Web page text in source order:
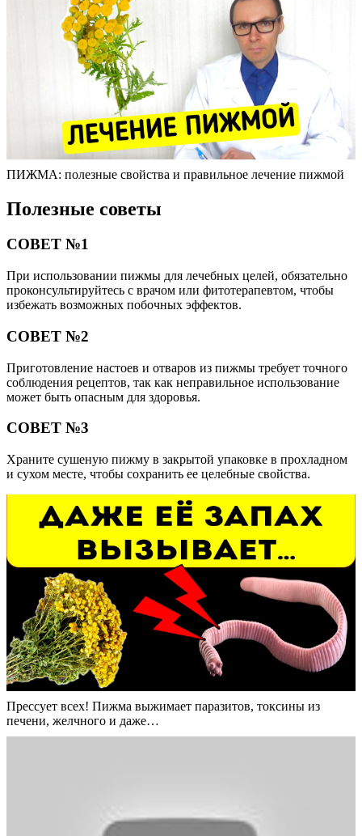
ПИЖМА: полезные свойства и правильное лечение пижмой
Полезные советы
СОВЕТ №1
При использовании пижмы для лечебных целей, обязательно
проконсультируйтесь с врачом или фитотерапевтом, чтобы
избежать возможных побочных эффектов.
СОВЕТ №2
Приготовление настоев и отваров из пижмы требует точного
соблюдения рецептов, так как неправильное использование
может быть опасным для здоровья.
СОВЕТ №3
Храните сушеную пижму в закрытой упаковке в прохладном
и сухом месте, чтобы сохранить ее целебные свойства.
Прессует всех! Пижма выжимает паразитов, токсины из
печени, желчного и даже…